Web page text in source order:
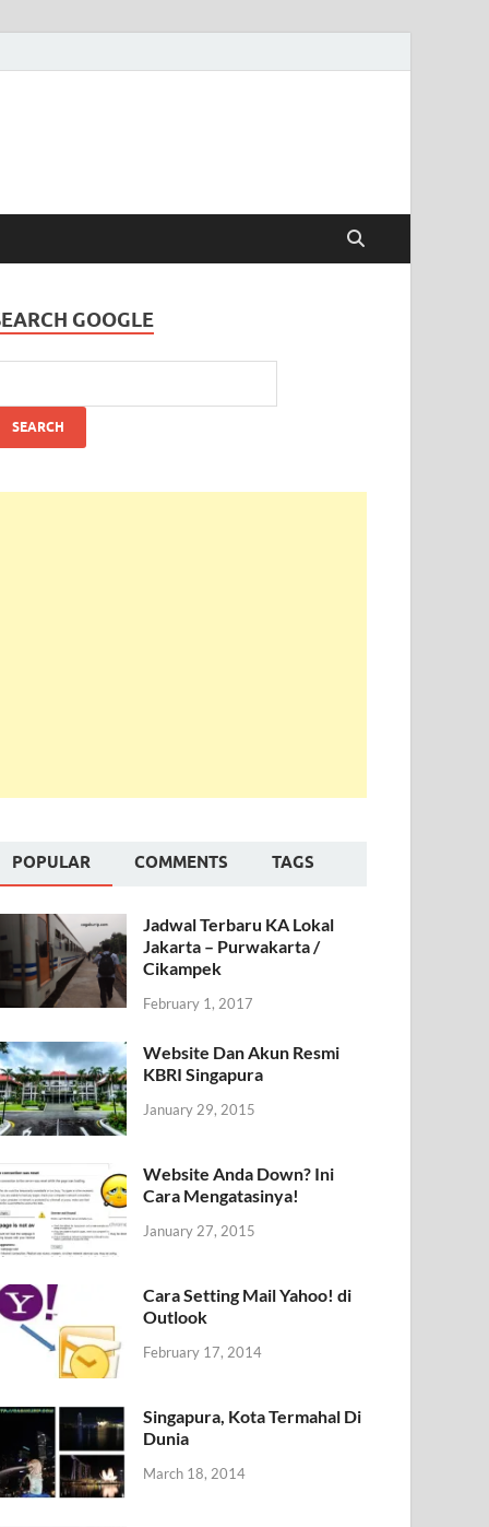
GOOGLE
POPULAR COMMENTS TAGS
Jadwal Terbaru KA Lokal
Jakarta – Purwakarta /
Cikampek
February 1, 2017
Website Dan Akun Resmi
KBRI Singapura
January 29, 2015
Website Anda Down? Ini
Cara Mengatasinya!
January 27, 2015
Cara Setting Mail Yahoo! di
Outlook
February 17, 2014
Singapura, Kota Termahal Di
Dunia
March 18, 2014